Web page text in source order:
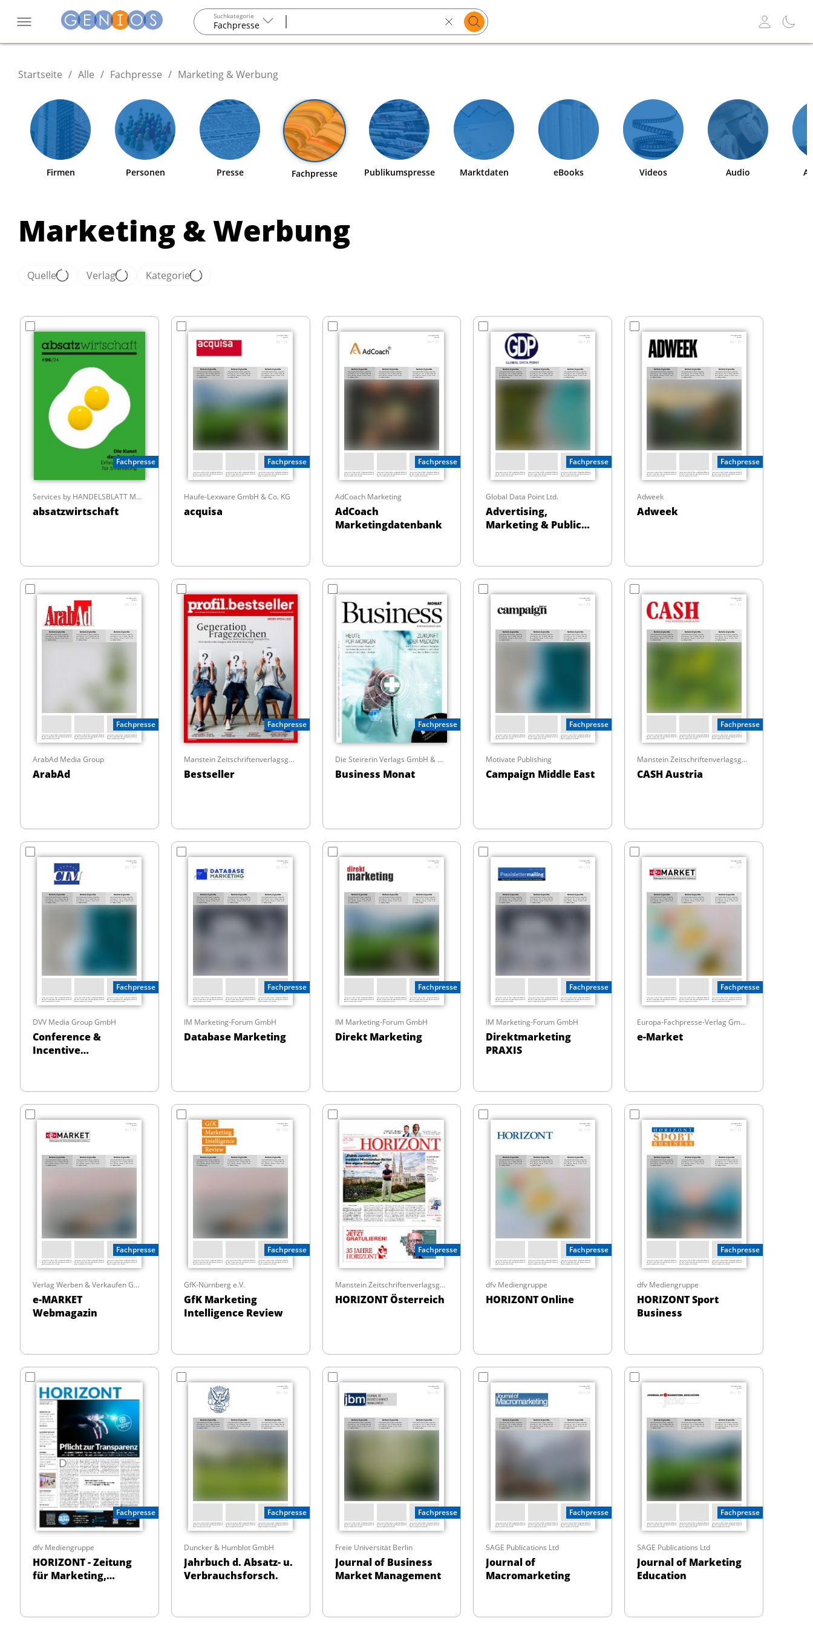
Suchkategorie
Fachpresse
text
Suchen
Startseite / Alle / Fachpresse / Marketing & Werbung
Firmen Personen Presse Fachpresse Publikumspresse Marktdaten eBooks Videos Audio
Marketing & Werbung
Quelle Verlag Kategorie
Fachpresse
Services by HANDELSBLATT MEDIA GROUP GmbH
absatzwirtschaft
Fachpresse
Haufe-Lexware GmbH & Co. KG
acquisa
Fachpresse
AdCoach Marketing
AdCoach
Marketingdatenbank
Fachpresse
Global Data Point Ltd.
Advertising,
Marketing & Public
Fachpresse
Adweek
Adweek
Fachpresse
ArabAd Media Group
ArabAd
Fachpresse
Manstein Zeitschriftenverlagsges.m.b.H.
Bestseller
Fachpresse
Die Steirerin Verlags GmbH & Co KG
Business Monat
Fachpresse
Motivate Publishing
Campaign Middle East
Fachpresse
Manstein Zeitschriftenverlagsges.m.b.H.
CASH Austria
Fachpresse
DVV Media Group GmbH
Conference &
Incentive
Fachpresse
IM Marketing-Forum GmbH
Database Marketing
Fachpresse
IM Marketing-Forum GmbH
Direkt Marketing
Fachpresse
IM Marketing-Forum GmbH
Direktmarketing
PRAXIS
Fachpresse
Europa-Fachpresse-Verlag GmbH & Co. KG
e-Market
Fachpresse
Verlag Werben & Verkaufen GmbH
e-MARKET
Webmagazin
Fachpresse
GfK-Nürnberg e.V.
GfK Marketing
Intelligence Review
Fachpresse
Manstein Zeitschriftenverlagsges.m.b.H.
HORIZONT Österreich
Fachpresse
dfv Mediengruppe
HORIZONT Online
Fachpresse
dfv Mediengruppe
HORIZONT Sport
Business
Fachpresse
dfv Mediengruppe
HORIZONT - Zeitung
für Marketing,
Fachpresse
Duncker & Humblot GmbH
Jahrbuch d. Absatz- u.
Verbrauchsforsch.
Fachpresse
Freie Universität Berlin
Journal of Business
Market Management
Fachpresse
SAGE Publications Ltd
Journal of
Macromarketing
Fachpresse
SAGE Publications Ltd
Journal of Marketing
Education